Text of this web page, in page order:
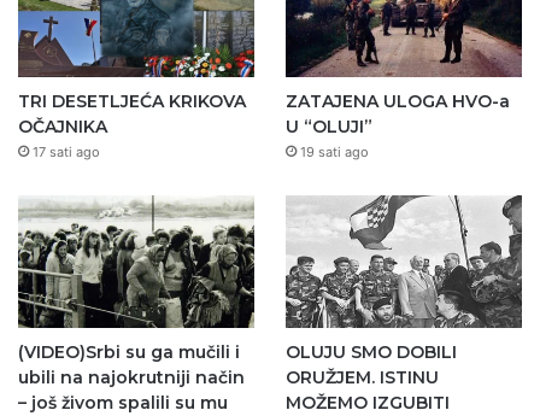
TRI DESETLJEĆA KRIKOVA
OČAJNIKA
17 sati ago
ZATAJENA ULOGA HVO-a
U “OLUJI”
19 sati ago
(VIDEO)Srbi su ga mučili i
ubili na najokrutniji način
– još živom spalili su mu
OLUJU SMO DOBILI
ORUŽJEM. ISTINU
MOŽEMO IZGUBITI